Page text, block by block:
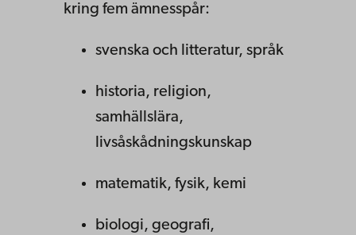
kring fem ämnesspår:
svenska och litteratur, språk
historia, religion,
samhällslära,
livsåskådningskunskap
matematik, fysik, kemi
biologi, geografi,